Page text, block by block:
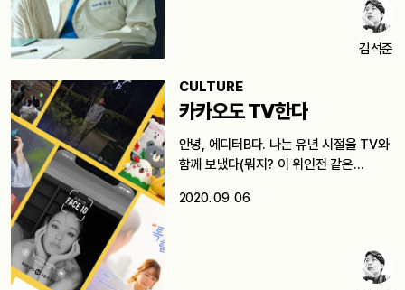
김석준
CULTURE
카카오도 TV한다
안녕, 에디터B다. 나는 유년 시절을 TV와
함께 보냈다(뭐지? 이 위인전 같은…
2020. 09. 06